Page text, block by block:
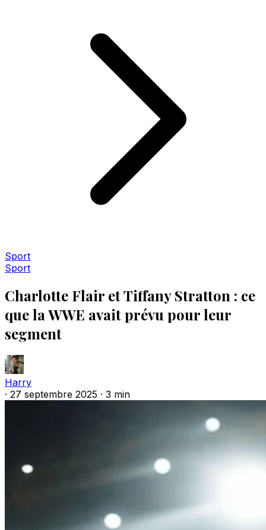
Sport
Sport
Charlotte Flair et Tiffany Stratton : ce
que la WWE avait prévu pour leur
segment
Harry
· 27 septembre 2025 · 3 min